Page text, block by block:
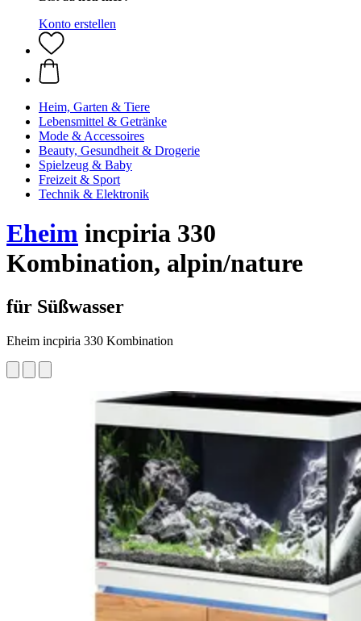
Konto erstellen
Heim, Garten & Tiere
Lebensmittel & Getränke
Mode & Accessoires
Beauty, Gesundheit & Drogerie
Spielzeug & Baby
Freizeit & Sport
Technik & Elektronik
Eheim incpiria 330
Kombination, alpin/nature
für Süßwasser
Eheim incpiria 330 Kombination